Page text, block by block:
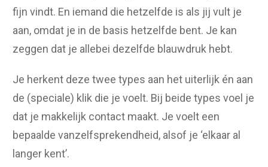
fijn vindt. En iemand die hetzelfde is als jij vult je
aan, omdat je in de basis hetzelfde bent. Je kan
zeggen dat je allebei dezelfde blauwdruk hebt.
Je herkent deze twee types aan het uiterlijk én aan
de (speciale) klik die je voelt. Bij beide types voel je
dat je makkelijk contact maakt. Je voelt een
bepaalde vanzelfsprekendheid, alsof je ‘elkaar al
langer kent’.